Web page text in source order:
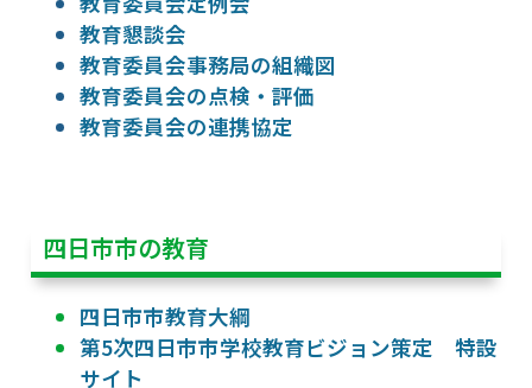
教育懇談会
教育委員会事務局の組織図
教育委員会の点検・評価
教育委員会の連携協定
四日市市の教育
四日市市教育大綱
第5次四日市市学校教育ビジョン策定 特設
サイト